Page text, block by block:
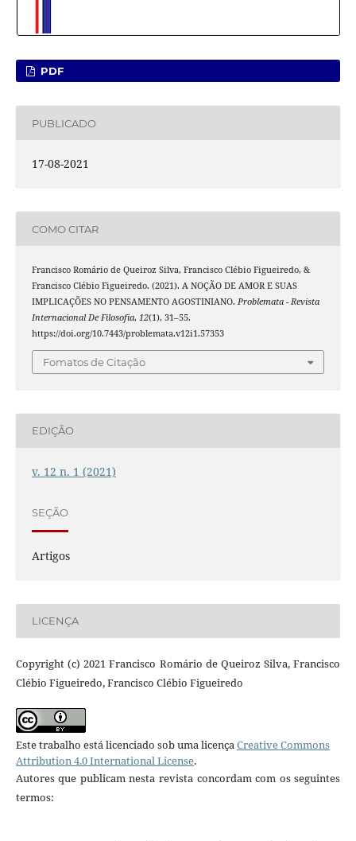
PDF
PUBLICADO
17-08-2021
COMO CITAR
Francisco Romário de Queiroz Silva, Francisco Clébio Figueiredo, &
Francisco Clébio Figueiredo. (2021). A NOÇÃO DE AMOR E SUAS
IMPLICAÇÕES NO PENSAMENTO AGOSTINIANO. Problemata - Revista
Internacional De Filosofia, 12(1), 31–55.
https://doi.org/10.7443/problemata.v12i1.57353
Fomatos de Citação
EDIÇÃO
v. 12 n. 1 (2021)
SEÇÃO
Artigos
LICENÇA
Copyright (c) 2021 Francisco Romário de Queiroz Silva, Francisco
Clébio Figueiredo, Francisco Clébio Figueiredo
Este trabalho está licenciado sob uma licençaCreative Commons
Attribution 4.0 International License.
Autores que publicam nesta revista concordam com os seguintes
termos: